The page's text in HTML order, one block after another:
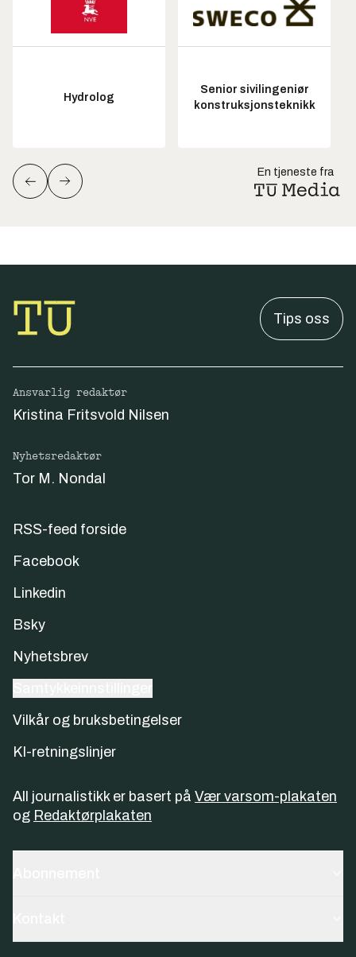
Hydrolog
Senior sivilingeniør
konstruksjonsteknikk
En tjeneste fra
Tips oss
Ansvarlig redaktør
Kristina Fritsvold Nilsen
Nyhetsredaktør
Tor M. Nondal
RSS-feed forside
Facebook
Linkedin
Bsky
Nyhetsbrev
Vilkår og bruksbetingelser
KI-retningslinjer
All journalistikk er basert på Vær varsom-plakaten
og Redaktørplakaten